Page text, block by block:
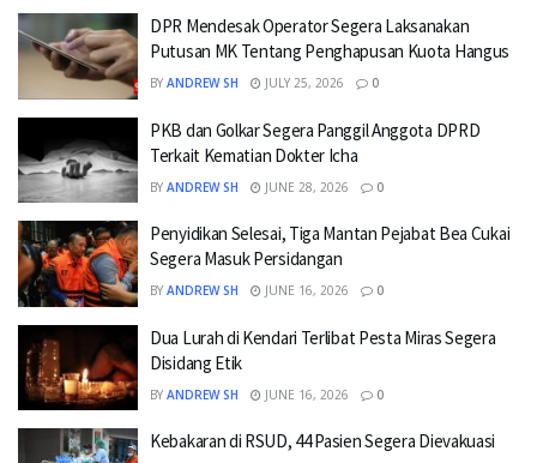
DPR Mendesak Operator Segera Laksanakan
Putusan MK Tentang Penghapusan Kuota Hangus
BY ANDREW SH JULY 25, 2026 0
PKB dan Golkar Segera Panggil Anggota DPRD
Terkait Kematian Dokter Icha
BY ANDREW SH JUNE 28, 2026 0
Penyidikan Selesai, Tiga Mantan Pejabat Bea Cukai
Segera Masuk Persidangan
BY ANDREW SH JUNE 16, 2026 0
Dua Lurah di Kendari Terlibat Pesta Miras Segera
Disidang Etik
BY ANDREW SH JUNE 16, 2026 0
Kebakaran di RSUD, 44 Pasien Segera Dievakuasi